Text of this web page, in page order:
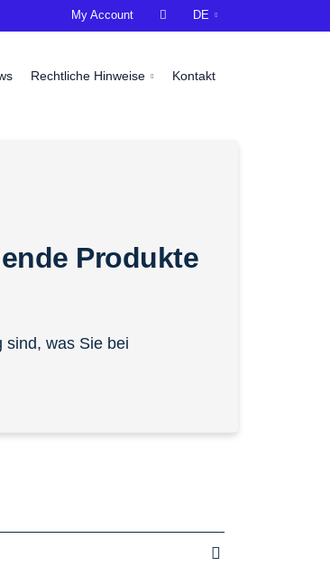
Rechtliche Hinweise Kontakt
My Account  DE
Produkte
sind, was Sie bei